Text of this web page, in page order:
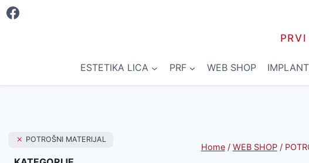
Skip
ESTETIKA LICA PRF WEB SHOP
Home / WEB SHOP /
POTROŠNI MATERIJAL